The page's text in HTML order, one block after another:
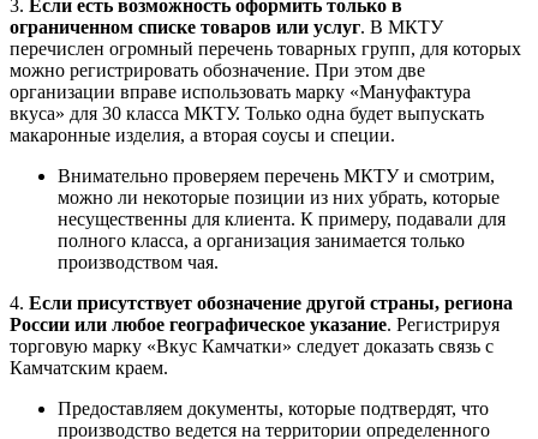
3. Если есть возможность оформить только в
ограниченном списке товаров или услуг. В МКТУ
перечислен огромный перечень товарных групп, для которых
можно регистрировать обозначение. При этом две
организации вправе использовать марку «Мануфактура
вкуса» для 30 класса МКТУ. Только одна будет выпускать
макаронные изделия, а вторая соусы и специи.
Внимательно проверяем перечень МКТУ и смотрим,
можно ли некоторые позиции из них убрать, которые
несущественны для клиента. К примеру, подавали для
полного класса, а организация занимается только
производством чая.
4. Если присутствует обозначение другой страны, региона
России или любое географическое указание. Регистрируя
торговую марку «Вкус Камчатки» следует доказать связь с
Камчатским краем.
Предоставляем документы, которые подтвердят, что
производство ведется на территории определенного